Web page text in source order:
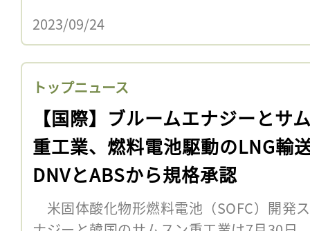
2023/09/24
トップニュース
【国際】ブルームエナジーとサ
重工業、燃料電池駆動のLNG輸
DNVとABSから規格承認
米固体酸化物形燃料電池（SOFC）開発